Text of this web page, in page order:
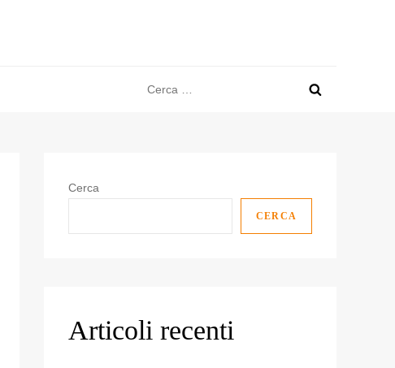
per:
Cerca
CERCA
Articoli recenti